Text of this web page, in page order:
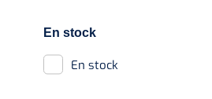
En stock
En stock